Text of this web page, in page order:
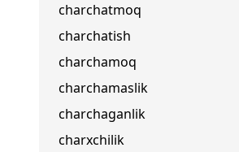
charchatmoq
charchatish
charchamoq
charchamaslik
charchaganlik
charxchilik